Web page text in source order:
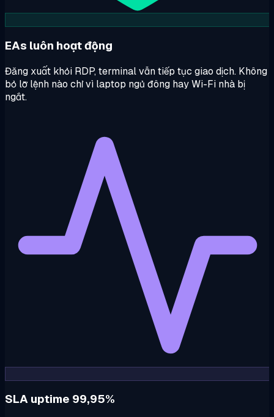
EAs luôn hoạt động
Đăng xuất khỏi RDP, terminal vẫn tiếp tục giao dịch. Không
bỏ lỡ lệnh nào chỉ vì laptop ngủ đông hay Wi-Fi nhà bị
ngắt.
SLA uptime 99,95%